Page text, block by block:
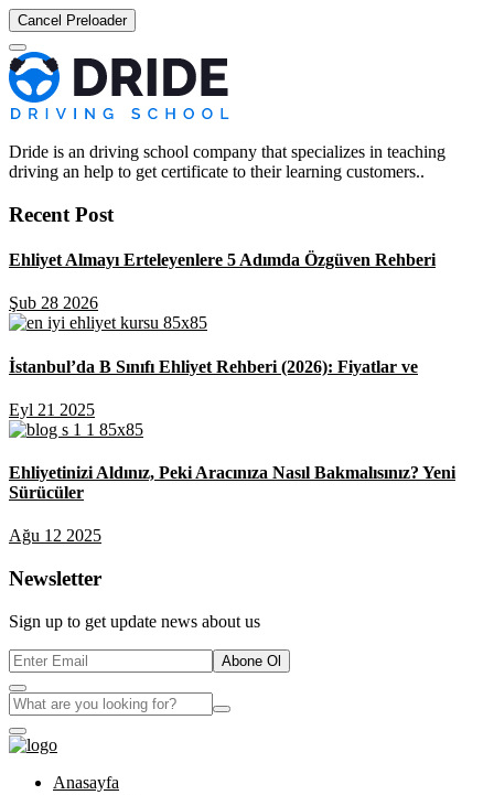
Cancel Preloader
Dride is an driving school company that specializes in teaching
driving an help to get certificate to their learning customers..
Recent Post
Ehliyet Almayı Erteleyenlere 5 Adımda Özgüven Rehberi
Şub 28 2026
İstanbul’da B Sınıfı Ehliyet Rehberi (2026): Fiyatlar ve
Eyl 21 2025
Ehliyetinizi Aldınız, Peki Aracınıza Nasıl Bakmalısınız? Yeni
Sürücüler
Ağu 12 2025
Newsletter
Sign up to get update news about us
Abone Ol
Anasayfa